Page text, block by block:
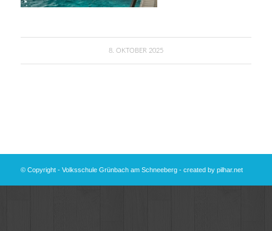
8. OKTOBER 2025
© Copyright - Volksschule Grünbach am Schneeberg - created by pilhar.net